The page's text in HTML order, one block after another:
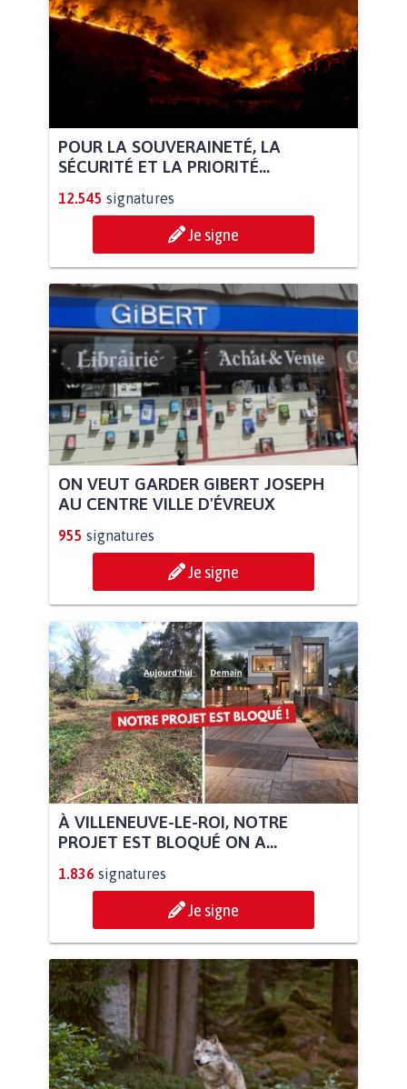
POUR LA SOUVERAINETÉ, LA
SÉCURITÉ ET LA PRIORITÉ...
12.545 signatures
Je signe
ON VEUT GARDER GIBERT JOSEPH
AU CENTRE VILLE D'ÉVREUX
955 signatures
Je signe
À VILLENEUVE-LE-ROI, NOTRE
PROJET EST BLOQUÉ ON A...
1.836 signatures
Je signe